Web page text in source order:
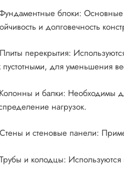
блоки: Основные
и долговечность
перекрытия:
пустотными, для уменьшения
и балки: Необходимы
нагрузок.
и стеновые панели:
и колодцы: